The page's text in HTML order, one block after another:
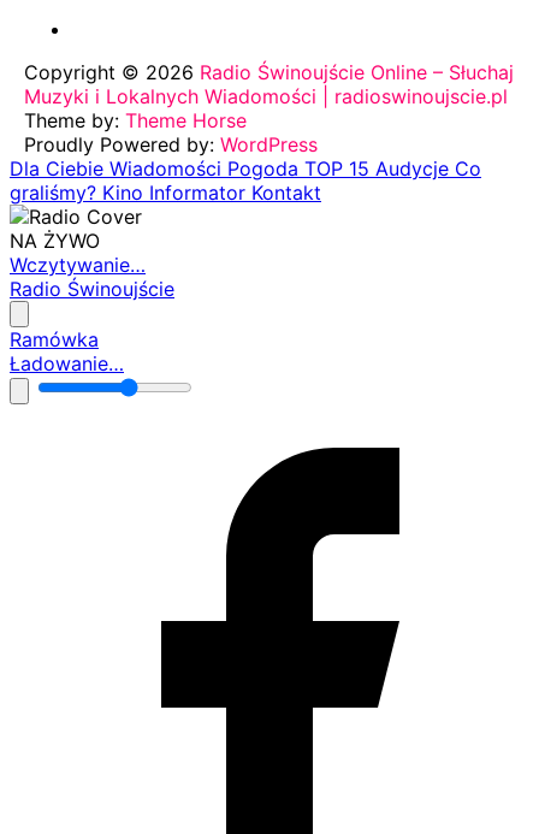
Copyright © 2026 Radio Świnoujście Online – Słuchaj
Muzyki i Lokalnych Wiadomości | radioswinoujscie.pl
Theme by: Theme Horse
Proudly Powered by: WordPress
Dla Ciebie Wiadomości Pogoda TOP 15 Audycje Co
graliśmy? Kino Informator Kontakt
NA ŻYWO
Wczytywanie…
Radio Świnoujście
Ramówka
Ładowanie…